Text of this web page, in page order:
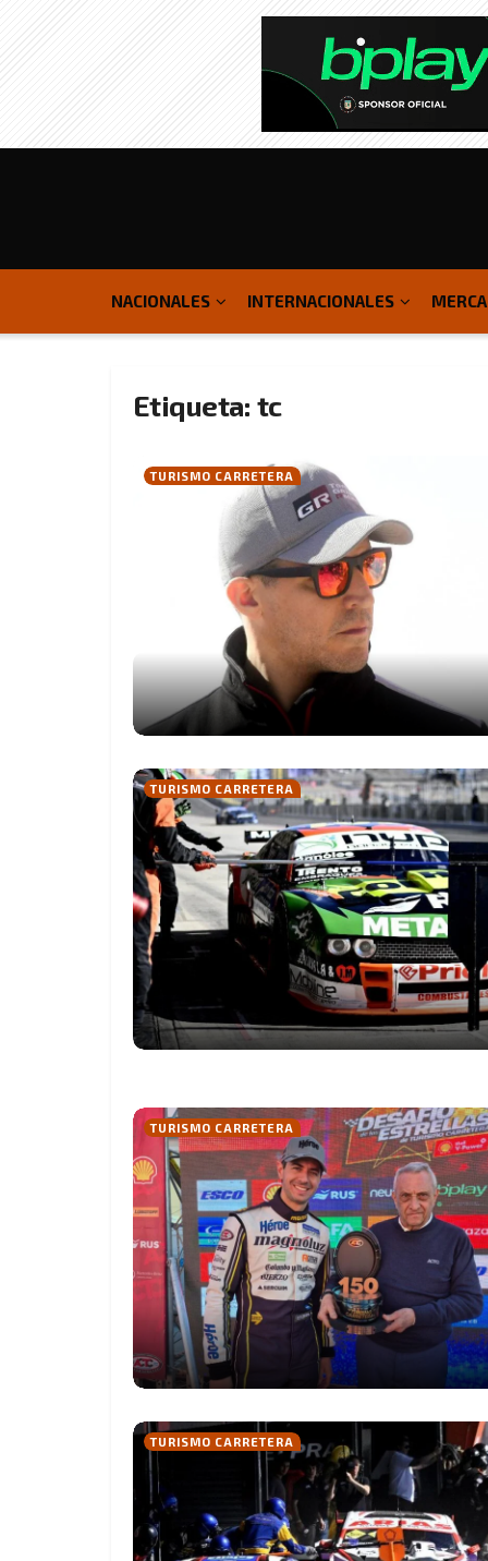
NACIONALES INTERNACIONALES
Etiqueta: tc
TURISMO CARRETERA
TURISMO CARRETERA
TURISMO CARRETERA
TURISMO CARRETERA